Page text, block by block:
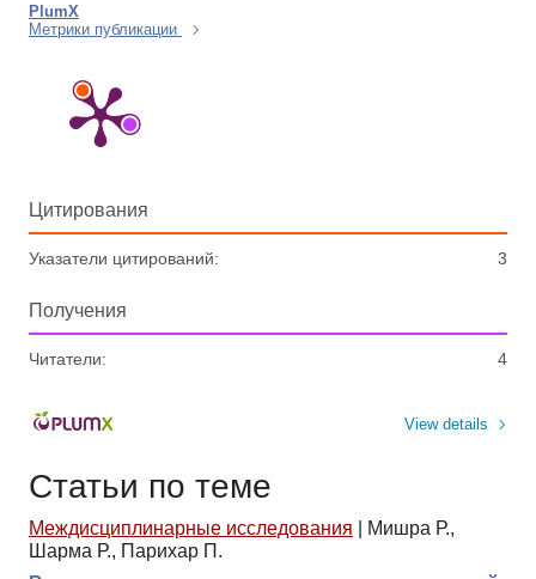
PlumX
Метрики публикации
Цитирования
Указатели цитирований: 3
Получения
Читатели: 4
View details
Статьи по теме
Междисциплинарные исследования
Мишра Р.,
Шарма Р., Парихар П.